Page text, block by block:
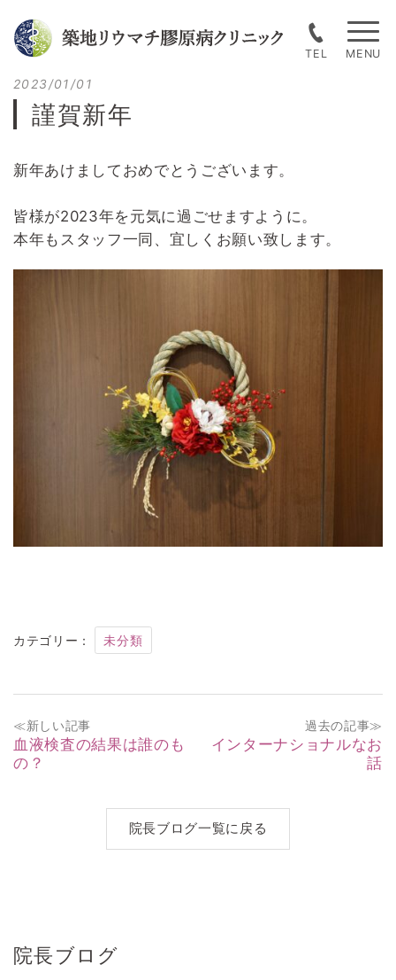
to
content
TEL
謹賀新年
Posted
on
2023/01/01
新年あけましておめでとうございます。
皆様が2023年を元気に過ごせますように。
本年もスタッフ一同、宜しくお願い致します。
カテゴリー： 未分類
稿
ョ
過去の記事≫
インターナショナルなお
話
≪新しい記事
血液検査の結果は誰のも
の？
院長ブログ一覧に戻る
院長ブログ